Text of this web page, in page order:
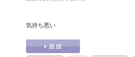
気持ち悪い